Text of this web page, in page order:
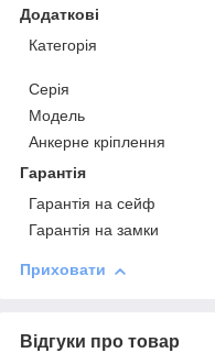
Додаткові
Категорія
Серія
Модель
Анкерне кріплення
Гарантія
Гарантія на сейф
Гарантія на замки
Приховати
Відгуки про товар